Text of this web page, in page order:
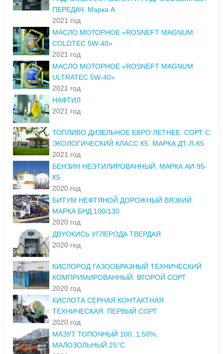
ПЕРЕДАЧ. Марка А
2021 год
МАСЛО МОТОРНОЕ «ROSNEFT MAGNUM
COLDTEC 5W-40»
2021 год
МАСЛО МОТОРНОЕ «ROSNEFT MAGNUM
ULTRATEC 5W-40»
2021 год
НАФТИЛ
2021 год
ТОПЛИВО ДИЗЕЛЬНОЕ ЕВРО ЛЕТНЕЕ. СОРТ С.
ЭКОЛОГИЧЕСКИЙ КЛАСС К5. МАРКА ДТ-Л-К5
2021 год
БЕНЗИН НЕЭТИЛИРОВАННЫЙ. МАРКА АИ-95-
К5
2020 год
БИТУМ НЕФТЯНОЙ ДОРОЖНЫЙ ВЯЗКИЙ.
МАРКА БНД 100/130
2020 год
ДВУОКИСЬ УГЛЕРОДА ТВЕРДАЯ
2020 год
КИСЛОРОД ГАЗООБРАЗНЫЙ ТЕХНИЧЕСКИЙ
КОМПРИМИРОВАННЫЙ. ВТОРОЙ СОРТ
2020 год
КИСЛОТА СЕРНАЯ КОНТАКТНАЯ
ТЕХНИЧЕСКАЯ. ПЕРВЫЙ СОРТ
2020 год
МАЗУТ ТОПОЧНЫЙ 100, 1,50%,
МАЛОЗОЛЬНЫЙ 25°С